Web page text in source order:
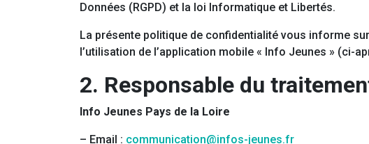
Données (RGPD) et la loi Informatique et Libertés.
La présente politique de confidentialité vous informe
l’utilisation de l’application mobile « Info Jeunes » (ci-
2. Responsable du
Info Jeunes Pays de la Loire
– Email : communication@infos-jeunes.fr